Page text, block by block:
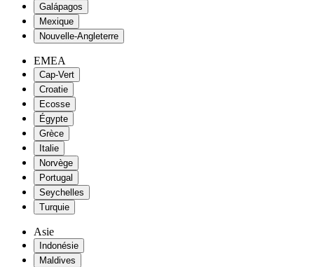
Galápagos
Mexique
Nouvelle-Angleterre
EMEA
Cap-Vert
Croatie
Ecosse
Égypte
Grèce
Italie
Norvège
Portugal
Seychelles
Turquie
Asie
Indonésie
Maldives